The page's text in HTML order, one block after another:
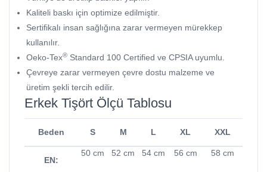
Kaliteli baskı için optimize edilmiştir.
Sertifikalı insan sağlığına zarar vermeyen mürekkep
kullanılır.
Oeko-Tex® Standard 100 Certified ve CPSIA uyumlu.
Çevreye zarar vermeyen çevre dostu malzeme ve
üretim şekli tercih edilir.
Erkek Tişört Ölçü Tablosu
Beden S M L XL XXL
EN:
50 cm 52 cm 54 cm 56 cm 58 cm